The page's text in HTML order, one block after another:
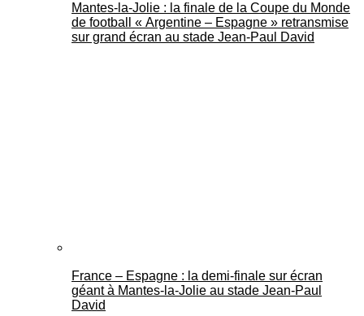
Mantes-la-Jolie : la finale de la Coupe du Monde
de football « Argentine – Espagne » retransmise
sur grand écran au stade Jean-Paul David
France – Espagne : la demi-finale sur écran
géant à Mantes-la-Jolie au stade Jean-Paul
David